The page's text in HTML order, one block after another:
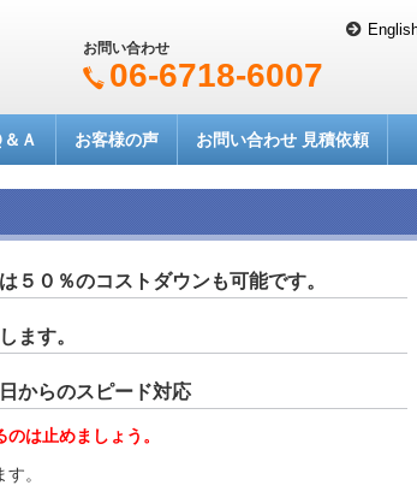
お問い合わせ
06-6718-6007
＆Ａ お客様の声 お問い合わせ 見積依頼
５０％のコストダウンも可能です。
ます。
からのスピード対応
は止めましょう。
。